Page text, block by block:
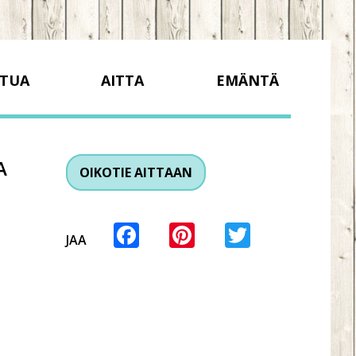
AITTA EMÄNTÄ
OIKOTIE AITTAAN
JAA Facebook
PinterestTwitter